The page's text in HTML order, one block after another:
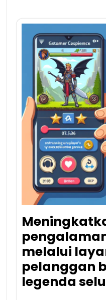
melalui
pelanggan
legenda